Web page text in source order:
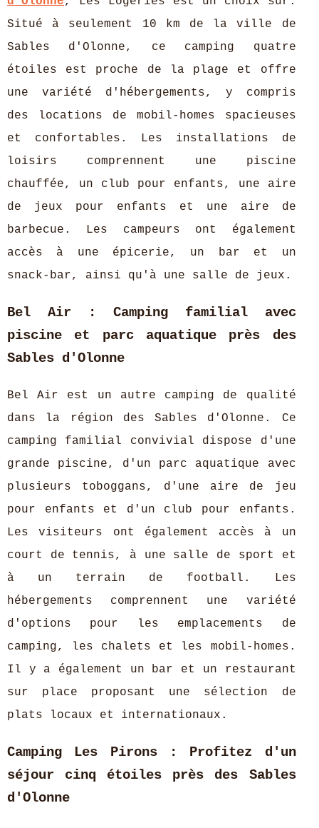
Situé à seulement 10 km de la ville de
Sables d'Olonne, ce camping quatre
étoiles est proche de la plage et offre
une variété d'hébergements, y compris
des locations de mobil-homes spacieuses
et confortables. Les installations de
loisirs comprennent une piscine
chauffée, un club pour enfants, une aire
de jeux pour enfants et une aire de
barbecue. Les campeurs ont également
accès à une épicerie, un bar et un
snack-bar, ainsi qu'à une salle de jeux.
Bel Air : Camping familial avec
piscine et parc aquatique près des
Sables d'Olonne
Bel Air est un autre camping de qualité
dans la région des Sables d'Olonne. Ce
camping familial convivial dispose d'une
grande piscine, d'un parc aquatique avec
plusieurs toboggans, d'une aire de jeu
pour enfants et d'un club pour enfants.
Les visiteurs ont également accès à un
court de tennis, à une salle de sport et
à un terrain de football. Les
hébergements comprennent une variété
d'options pour les emplacements de
camping, les chalets et les mobil-homes.
Il y a également un bar et un restaurant
sur place proposant une sélection de
plats locaux et internationaux.
Camping Les Pirons : Profitez d'un
séjour cinq étoiles près des Sables
d'Olonne